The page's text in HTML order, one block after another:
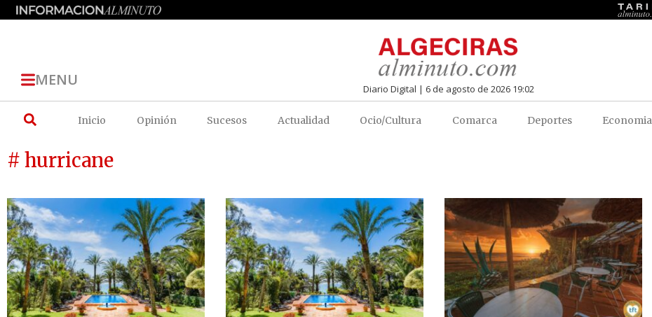
MENU Diario Digital | 6 de agosto de 2026 19:02
Inicio Opinión Sucesos Actualidad Ocio/Cultura Comarca Deportes Economia
# hurricane